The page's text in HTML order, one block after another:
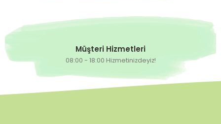
Müşteri Hizmetleri
08:00 - 18:00 Hizmetinizdeyiz!